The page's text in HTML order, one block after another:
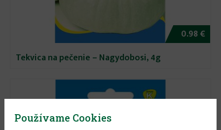
0.98 €
Tekvica na pečenie – Nagydobosi, 4g
Používame Cookies